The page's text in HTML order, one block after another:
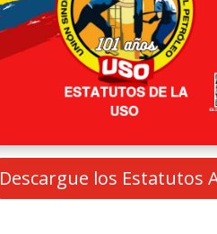
Descargue los Estatutos